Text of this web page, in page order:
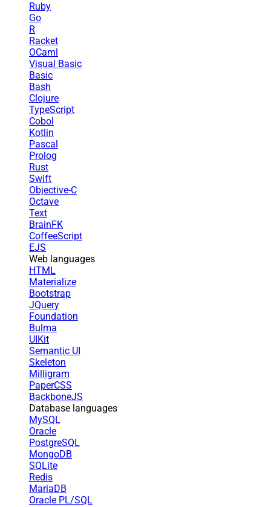
Ruby
Go
R
Racket
OCaml
Visual Basic
Basic
Bash
Clojure
TypeScript
Cobol
Kotlin
Pascal
Prolog
Rust
Swift
Objective-C
Octave
Text
BrainFK
CoffeeScript
EJS
Web languages
HTML
Materialize
Bootstrap
JQuery
Foundation
Bulma
UIKit
Semantic UI
Skeleton
Milligram
PaperCSS
BackboneJS
Database languages
MySQL
Oracle
PostgreSQL
MongoDB
SQLite
Redis
MariaDB
Oracle PL/SQL